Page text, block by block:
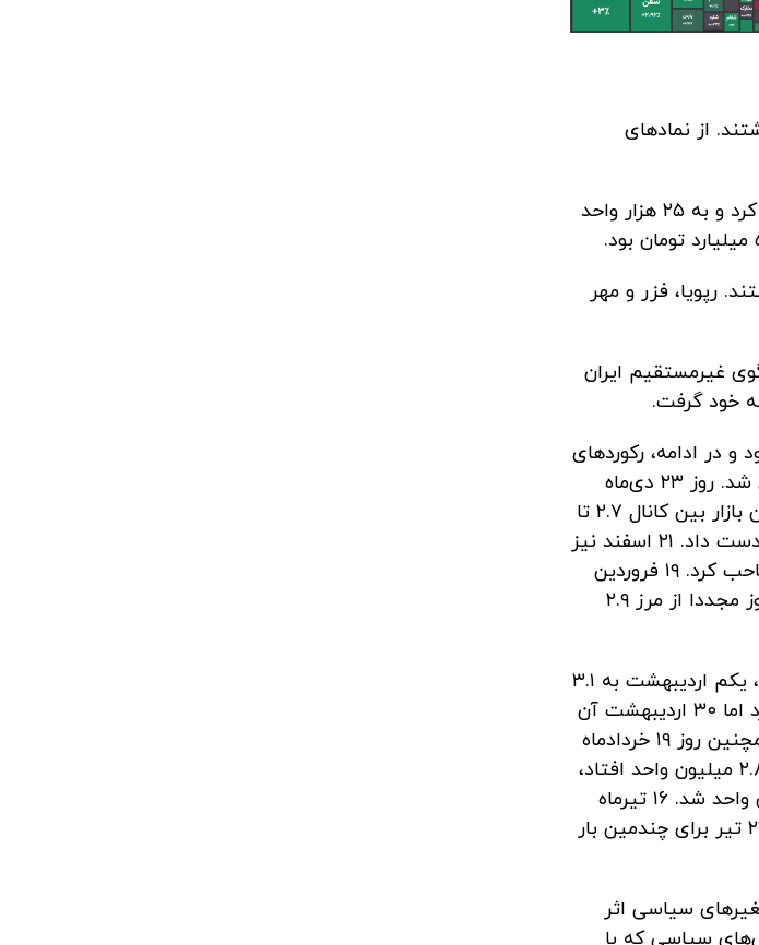
از نمادهای
روز چهارشنبه شاخص فرابورس ایران هم افزایش ۱۳۷ واحد را تجربه کرد و به ۲۵ هزار واحد
رپویا، فزر و مهر
خبر گفت‌وگوی غیرمستقیم ایران
دوم آبان ۱۴۰۳ صعودی شده بود و در ادامه، رکوردهای
جدیدی را به ثبت رساند. اما از ۲۲ دی‌ماه به بعد دچار نوسان کاهشی شد. روز ۲۳ دی‌ماه
کانال ۲.۹ میلیون را از دست داد. در هفته‌های پایانی سال گذشته این بازار بین کانال ۲.۷ تا
۲.۸ میلیون واحد در نوسان بود و چهار مرتبه کانال ۲.۸ میلیون را از دست داد. ۲۱ اسفند نیز
به پایین کانال ۲.۷ میلیون سقوط کرد که ۲۵ اسفند مجددا آن را تصاحب کرد. ۱۹ فروردین
۱۴۰۴ به کانال ۲.۸ میلیون صعود کرد. ۲۴ فروردین پس از حدود ۹۰ روز مجددا از مرز ۲.۹
روز ۳۰ فروردین ۱۴۰۴ برای اولین بار وارد کانال سه میلیون واحد شد، یکم اردیبهشت به ۳.۱
میلیون واحد رسید، ۲۳ اردیبهشت کانال ۳.۲ میلیون واحد را فتح کرد اما ۳۰ اردیبهشت آن
را از دست داد. روز ۱۷ خرداد نیز کانال ۳.۱ میلیون را از دست داد. همچنین روز ۱۹ خردادماه
به پایین کانال سه میلیون واحد سقوط کرد. روز ۸ تیر نیز به کانال ۲.۸ میلیون واحد افتاد،
۹ تیر به کانال ۲.۷ میلیون عقب‌گرد کرد، ۱۱ تیر وارد کانال ۲.۶ میلیون واحد شد. ۱۶ تیرماه
کانال ۲.۷ میلیون را پس گرفت، ۱۷ تیر مجددا آن را از دست داد و ۲۲ تیر برای چندمین بار
رژیم صهیونیستی به ایران در روز ۲۳ خرداد ۱۴۰۴ متغیرهای سیاسی اثر
سیاسی که با